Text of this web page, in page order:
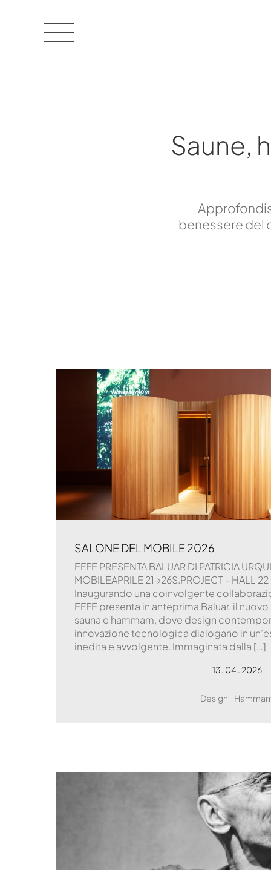
Saune,
benessere del
SALONE DEL MOBILE 2026
EFFE PRESENTA BALUAR DI PATRICIA
MOBILEAPRILE 21→26S.PROJECT - HALL 22
Inaugurando una coinvolgente
EFFE presenta in anteprima Baluar, il
sauna e hammam, dove design
innovazione tecnologica dialogano in
inedita e avvolgente. Immaginata dalla […]
13 . 04 . 2026
Design